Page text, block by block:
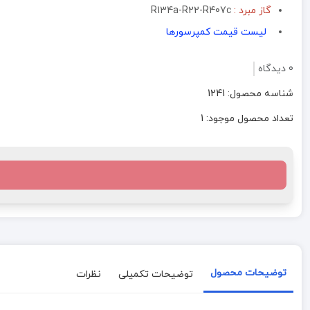
گاز مبرد : R134a-R22-R407c
لیست قیمت کمپرسورها
0 دیدگاه
شناسه محصول: 1241
تعداد محصول موجود: 1
توضیحات محصول توضیحات تکمیلی نظرات